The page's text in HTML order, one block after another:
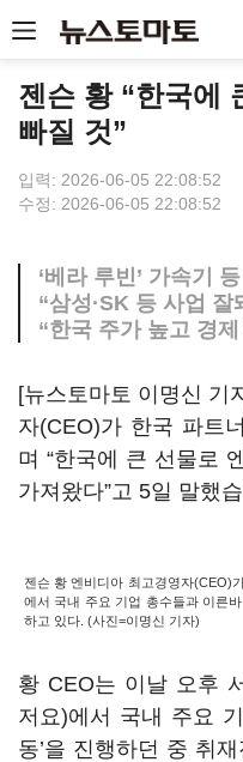
젠슨 황 “한국에
빠질 것”
입력: 2026-06-05 22:08:52
수정: 2026-06-05 22:08:52
‘베라 루빈’ 가속기
“삼성·SK 등 사업 잘
“한국 주가 높고 경
[뉴스토마토 이명신 기
자(CEO)가 한국 파트
며 “한국에 큰 선물로
가져왔다”고 5일 말했
젠슨 황 엔비디아 최고경영자(CEO)
에서 국내 주요 기업 총수들과 이른
하고 있다. (사진=이명신 기자)
황 CEO는 이날 오후
저요)에서 국내 주요
동’을 진행하던 중 취